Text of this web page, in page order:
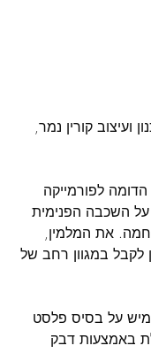
ועיצוב קורין נמר,
הדומה לפורמייקה
השכבה הפנימית
את המלמין,
לקבל במגוון רחב של
על בסיס פלסט
באמצעות דבק